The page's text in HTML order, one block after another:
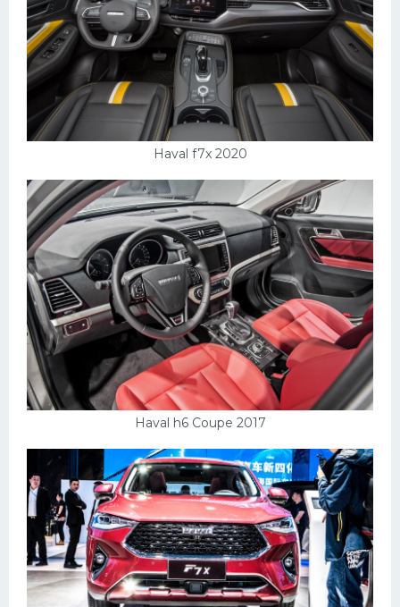
Haval f7x 2020
Haval h6 Coupe 2017